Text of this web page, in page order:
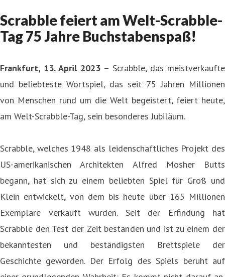
Scrabble feiert am Welt-Scrabble-
Tag 75 Jahre Buchstabenspaß!
Frankfurt, 13. April 2023 – Scrabble, das meistverkaufte
und beliebteste Wortspiel, das seit 75 Jahren Millionen
von Menschen rund um die Welt begeistert, feiert heute,
am Welt-Scrabble-Tag, sein besonderes Jubiläum.
Scrabble, welches 1948 als leidenschaftliches Projekt des
US-amerikanischen Architekten Alfred Mosher Butts
begann, hat sich zu einem beliebten Spiel für Groß und
Klein entwickelt, von dem bis heute über 165 Millionen
Exemplare verkauft wurden. Seit der Erfindung hat
Scrabble den Test der Zeit bestanden und ist zu einem der
bekanntesten und beständigsten Brettspiele der
Geschichte geworden. Der Erfolg des Spiels beruht auf